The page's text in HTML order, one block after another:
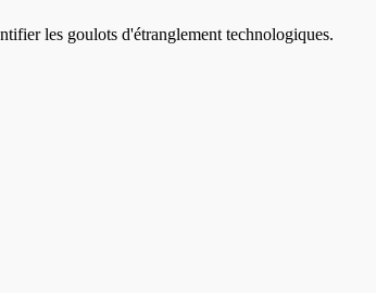
les goulots d'étranglement technologiques.